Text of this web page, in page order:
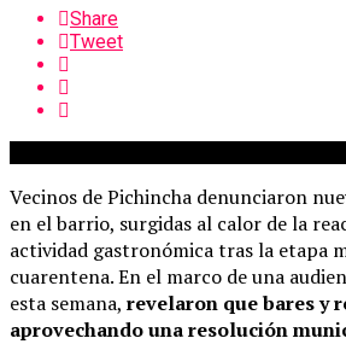
Share
Tweet
Vecinos de Pichincha denunciaron
en el barrio, surgidas al calor de la
actividad gastronómica tras la etapa
cuarentena. En el marco de una
esta semana, revelaron que bares y
aprovechando una resolución